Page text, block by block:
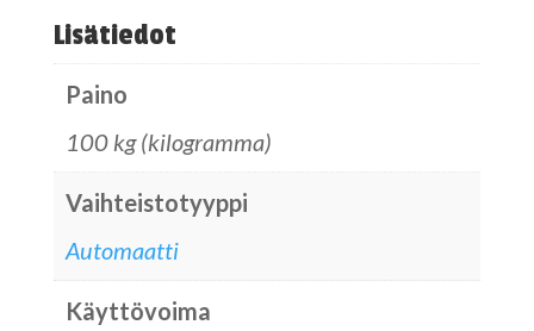
Lisätiedot
Paino
100 kg (kilogramma)
Vaihteistotyyppi
Automaatti
Käyttövoima